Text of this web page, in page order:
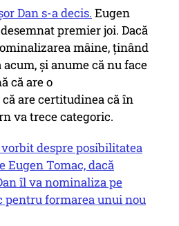
Dan s-a decis. Eugen
premier joi. Dacă
mâine, ținând
și anume că nu face
că are o
are certitudinea că în
va trece categoric.
despre posibilitatea
Eugen Tomac, dacă
îl va nominaliza pe
pentru formarea unui nou